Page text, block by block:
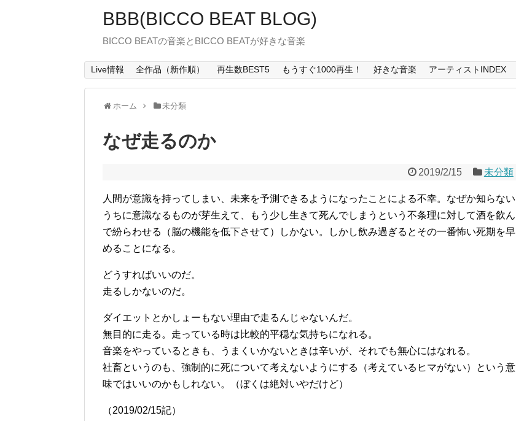
BBB(BICCO BEAT BLOG)
BICCO BEATの音楽とBICCO BEATが好きな音楽
Live情報 全作品（新作順） 再生数BEST5 もうすぐ1000再生！ 好きな音楽 アーティストINDEX
ホーム 未分類
なぜ走るのか
2019/2/15 未分類
人間が意識を持ってしまい、未来を予測できるようになったことによる不幸。なぜか知らない
うちに意識なるものが芽生えて、もう少し生きて死んでしまうという不条理に対して酒を飲ん
で紛らわせる（脳の機能を低下させて）しかない。しかし飲み過ぎるとその一番怖い死期を早
めることになる。
どうすればいいのだ。
走るしかないのだ。
ダイエットとかしょーもない理由で走るんじゃないんだ。
無目的に走る。走っている時は比較的平穏な気持ちになれる。
音楽をやっているときも、うまくいかないときは辛いが、それでも無心にはなれる。
社畜というのも、強制的に死について考えないようにする（考えているヒマがない）という意
味ではいいのかもしれない。（ぼくは絶対いやだけど）
（2019/02/15記）